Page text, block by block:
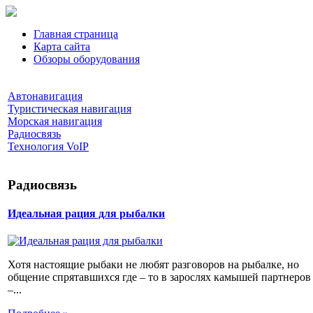
Главная страница
Карта сайта
Обзоры оборудования
Автонавигация
Туристическая навигация
Морская навигация
Радиосвязь
Технология VoIP
Радиосвязь
Идеальная рация для рыбалки
Хотя настоящие рыбаки не любят разговоров на рыбалке, но
общение спрятавшихся где – то в зарослях камышей партнеров
–...